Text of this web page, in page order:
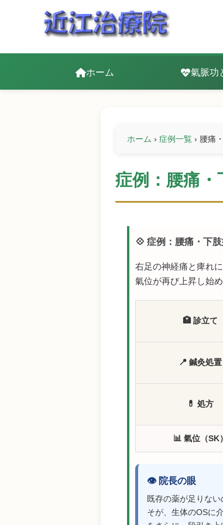
ホーム 氣脈功
ホーム › 症例一覧 › 腰痛
症例：腰痛
💠 症例：腰痛・下
右足の神経痛と痺れ
氣位が再び上昇し始め
🏥 診立て
📍 鍼灸処置
💊 処方
📊 氣位（SK）
👁️ 院長の眼
既存の薬が足りな
そが、生体のOSに